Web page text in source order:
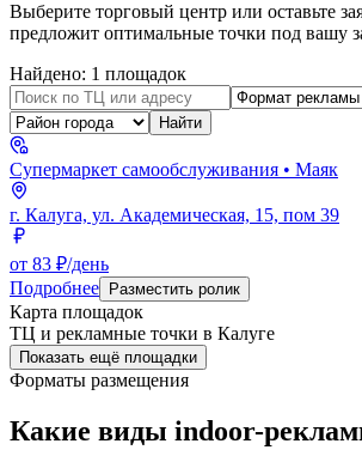
Выберите торговый центр или оставьте
предложит оптимальные точки под вашу
Найдено: 1 площадок
Найти
Супермаркет самообслуживания • Маяк
г. Калуга, ул. Академическая, 15, пом 39
от 83 ₽/день
Подробнее
Разместить ролик
Карта площадок
ТЦ и рекламные точки в Калуге
Показать ещё площадки
Форматы размещения
Какие виды indoor-